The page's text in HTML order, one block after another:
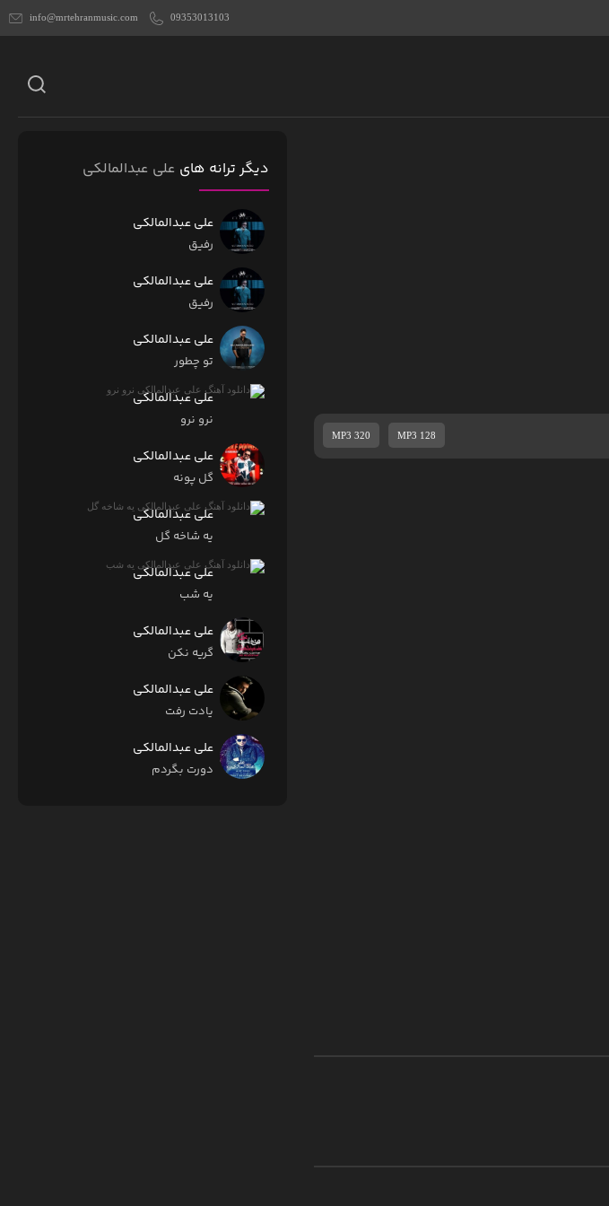
info@mrtehranmusic.com 09353013103
MP3 320 MP3 128
دیگر ترانه های علی عبدالمالکی
علی عبدالمالکی
رفیق
علی عبدالمالکی
رفیق
علی عبدالمالکی
تو چطور
علی عبدالمالکی
نرو نرو
علی عبدالمالکی
گل پونه
علی عبدالمالکی
یه شاخه گل
علی عبدالمالکی
یه شب
علی عبدالمالکی
گریه نکن
علی عبدالمالکی
یادت رفت
علی عبدالمالکی
دورت بگردم